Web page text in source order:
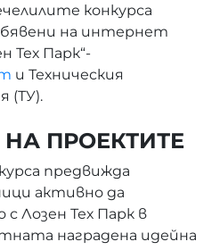
конкурса
на интернет
Тех Парк“-
и Техническия
(ТУ).
ПРОЕКТИТЕ
предвижда
активно да
Лозен Тех Парк в
наградена идейна